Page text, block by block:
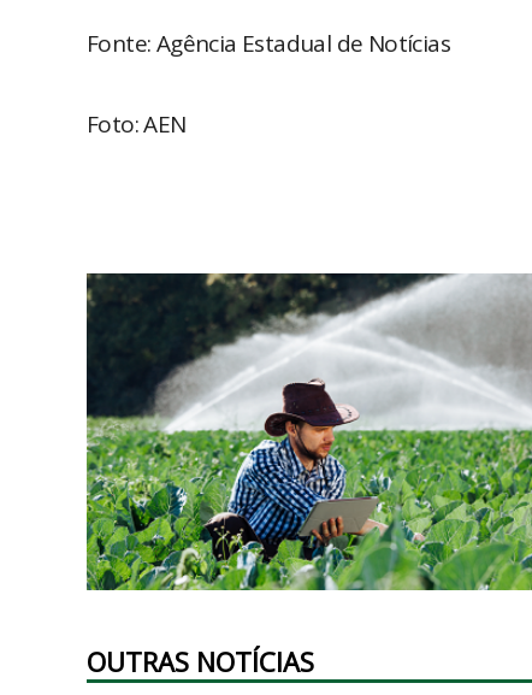
Fonte: Agência Estadual de Notícias
Foto: AEN
OUTRAS NOTÍCIAS